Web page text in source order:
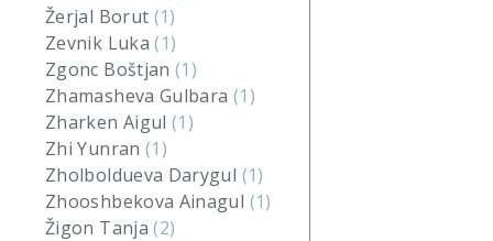
Žerjal Borut (1)
Zevnik Luka(1)
Zgonc Boštjan(1)
Zhamasheva Gulbara (1)
Zharken Aigul(1)
Zhi Yunran (1)
Zholboldueva Darygul (1)
Zhooshbekova Ainagul (1)
Žigon Tanja(2)